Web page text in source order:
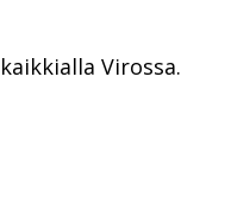
Virossa.